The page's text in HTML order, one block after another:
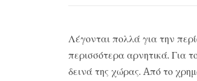
Λέγονται πολλά για την
περισσότερα αρνητικά. Για
δεινά της χώρας. Aπό το